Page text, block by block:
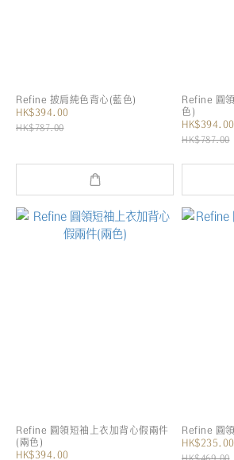
Refine 披肩純色背心(藍色)
HK$394.00
HK$787.00
Refine 圓
色)
HK$394.00
HK$787.00
Refine 圓領短袖上衣加背心假兩件
(兩色)
HK$394.00
Refine 圓
HK$235.00
HK$469.00